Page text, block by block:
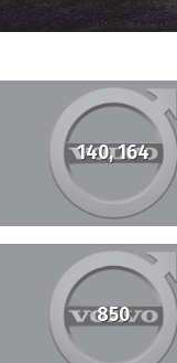
140, 164
850